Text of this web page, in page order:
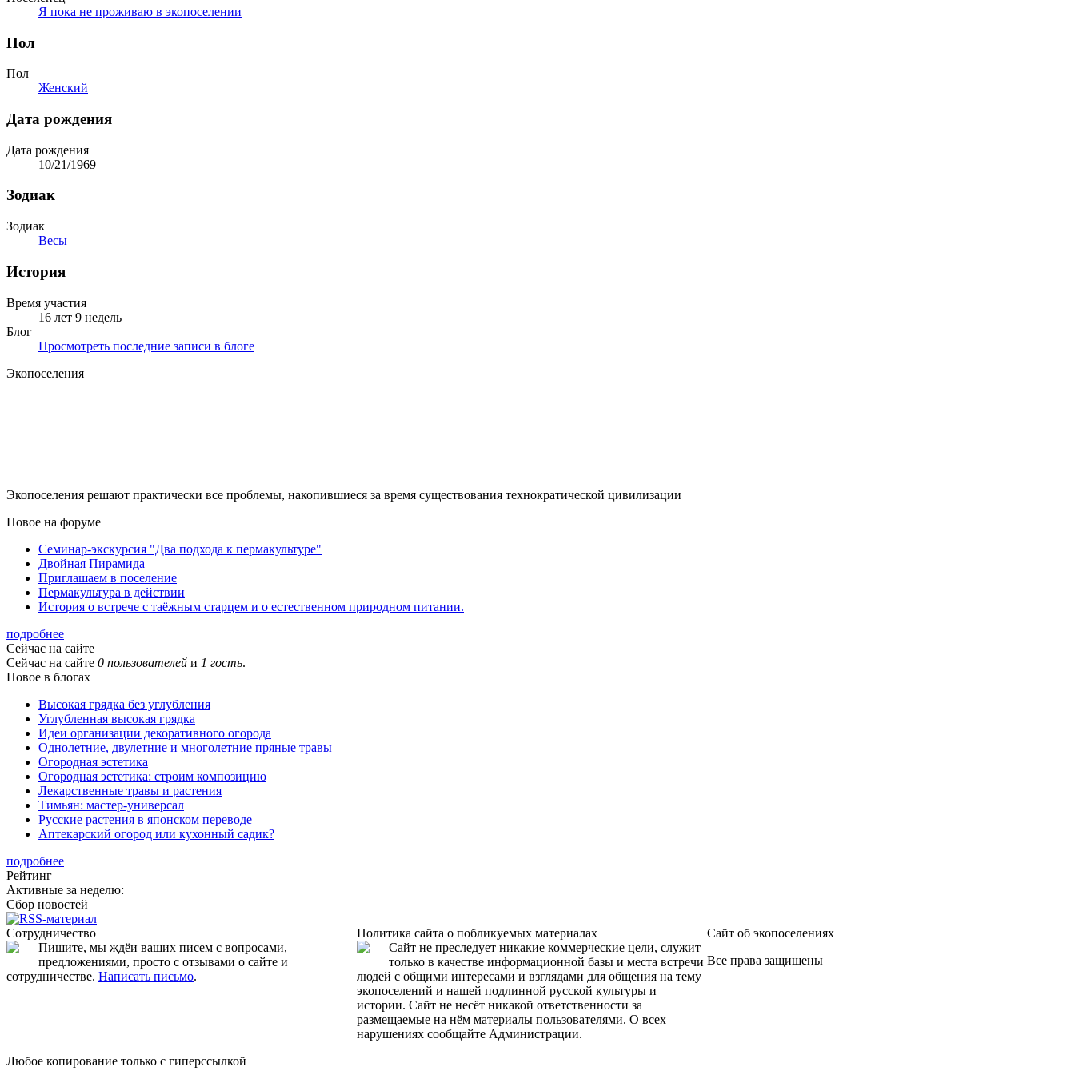
Я пока не проживаю в экопоселении
Пол
Пол
Женский
Дата рождения
Дата рождения
10/21/1969
Зодиак
Зодиак
Весы
История
Время участия
16 лет 9 недель
Блог
Просмотреть последние записи в блоге
Экопоселения
Экопоселения решают практически все проблемы, накопившиеся за время существования технократической цивилизации
Новое на форуме
Семинар-экскурсия "Два подхода к пермакультуре"
Двойная Пирамида
Приглашаем в поселение
Пермакультура в действии
История о встрече с таёжным старцем и о естественном природном питании.
подробнее
Сейчас на сайте
Сейчас на сайте 0 пользователей и 1 гость.
Новое в блогах
Высокая грядка без углубления
Углубленная высокая грядка
Идеи организации декоративного огорода
Однолетние, двулетние и многолетние пряные травы
Огородная эстетика
Огородная эстетика: строим композицию
Лекарственные травы и растения
Тимьян: мастер-универсал
Русские растения в японском переводе
Аптекарский огород или кухонный садик?
подробнее
Рейтинг
Активные за неделю:
Сбор новостей
Сотрудничество
Пишите, мы ждёи ваших писем с вопросами,
предложениями, просто с отзывами о сайте и
сотрудничестве. Написать письмо.
Политика сайта о побликуемых материалах
Сайт не преследует никакие коммерческие цели, служит
только в качестве информационной базы и места встречи
людей с общими интересами и взглядами для общения на тему
экопоселений и нашей подлинной русской культуры и
истории. Сайт не несёт никакой ответственности за
размещаемые на нём материалы пользователями. О всех
нарушениях сообщайте Администрации.
Сайт об экопоселениях
Все права защищены
Любое копирование только с гиперссылкой